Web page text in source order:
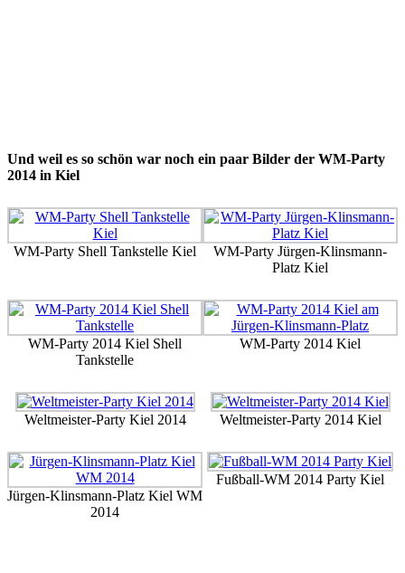
Und weil es so schön war noch ein paar Bilder der WM-Party
2014 in Kiel
WM-Party Shell Tankstelle Kiel
WM-Party Jürgen-Klinsmann-
Platz Kiel
WM-Party 2014 Kiel Shell
Tankstelle
WM-Party 2014 Kiel
Weltmeister-Party Kiel 2014 Weltmeister-Party 2014 Kiel
Jürgen-Klinsmann-Platz Kiel WM
2014
Fußball-WM 2014 Party Kiel